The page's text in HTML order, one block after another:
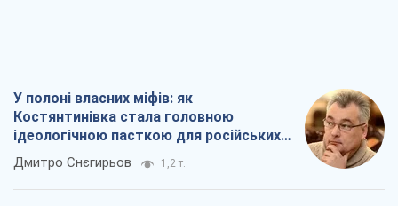
У полоні власних міфів: як
Костянтинівка стала головною
ідеологічною пасткою для російських
окупантів
Дмитро Снєгирьов 1,2 т.